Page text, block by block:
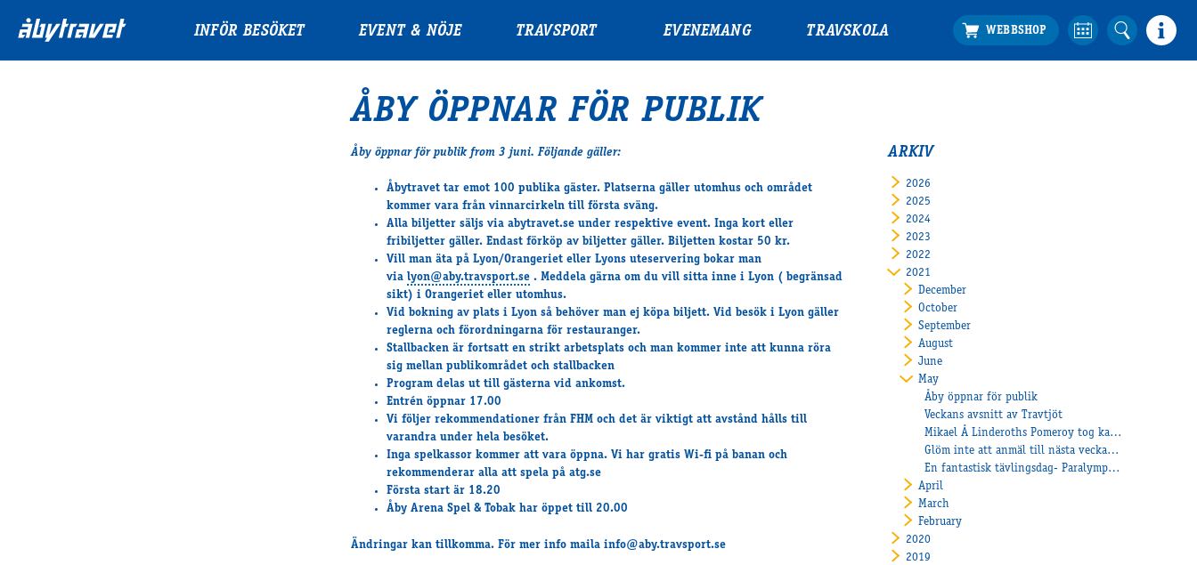
INFÖR BESÖKET EVENT & NÖJE TRAVSPORT EVENEMANG TRAVSKOLA
ÅBY ÖPPNAR FÖR PUBLIK
Åby öppnar för publik from 3 juni. Följande gäller:
Åbytravet tar emot 100 publika gäster. Platserna gäller utomhus och området
kommer vara från vinnarcirkeln till första sväng.
Alla biljetter säljs via abytravet.se under respektive event.Inga kort eller
fribiljetter gäller. Endast förköp av biljetter gäller. Biljetten kostar 50 kr.
Vill man äta på Lyon/Orangeriet eller Lyons uteservering bokar man
via lyon@aby.travsport.se. Meddela gärna om du vill sitta inne i Lyon ( begränsad
sikt) i Orangeriet eller utomhus.
Vid bokning av plats i Lyon så behöver man ej köpa biljett. Vid besök i Lyon gäller
reglerna och förordningarna för restauranger.
Stallbacken är fortsatt en strikt arbetsplats och man kommer inte att kunna röra
sigmellan publikområdet och stallbacken
Program delas ut till gästerna vid ankomst.
Entrén öppnar 17.00
Vi följer rekommendationer från FHM och det är viktigt att avstånd hålls till
varandra under hela besöket.
Inga spelkassorkommer att vara öppna. Vi har gratis Wi-fi på banan och
rekommenderar alla att spela på atg.se
Första start är 18.20
Åby Arena Spel & Tobak har öppet till 20.00
Ändringar kan tillkomma. För mer info maila info@aby.travsport.se
ARKIV
2026
2025
2024
2023
2022
2021
December
October
September
August
June
May
Åby öppnar för publik
Veckans avsnitt av Travtjöt
Mikael Å Linderoths Pomeroy tog karriärens första seger
Glöm inte att anmäl till nästa veckas tävlingar redan på onsdag den 12/5
En fantastisk tävlingsdag- Paralympiatravet med Pokalloppen
April
March
February
2020
2019